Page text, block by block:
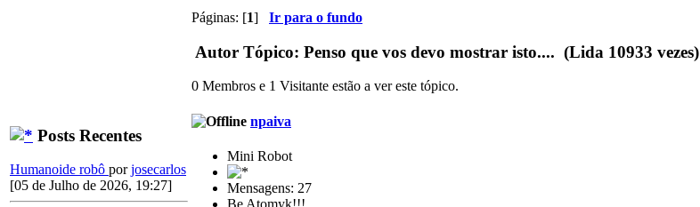
Posts Recentes
Humanoide robô porjosecarlos
[05 de Julho de 2026, 19:27]
Páginas: [1] Ir para o fundo
Autor Tópico: Penso que vos devo mostrar isto.... (Lida 10933 vezes)
0 Membros e 1 Visitante estão a ver este tópico.
npaiva
Mini Robot
Mensagens: 27
Be Atomyk!!!